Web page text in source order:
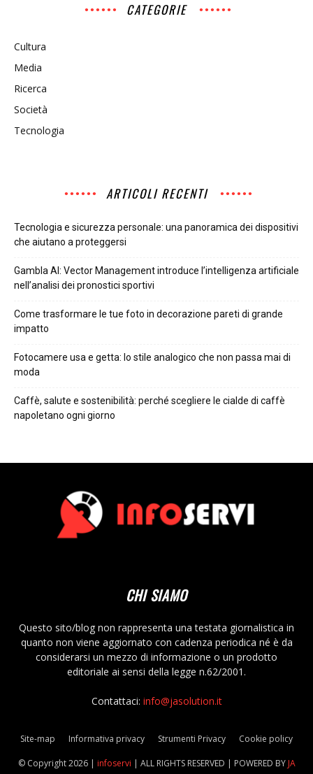
CATEGORIE
Cultura
Media
Ricerca
Società
Tecnologia
ARTICOLI RECENTI
Tecnologia e sicurezza personale: una panoramica dei dispositivi
che aiutano a proteggersi
Gambla AI: Vector Management introduce l’intelligenza artificiale
nell’analisi dei pronostici sportivi
Come trasformare le tue foto in decorazione pareti di grande
impatto
Fotocamere usa e getta: lo stile analogico che non passa mai di
moda
Caffè, salute e sostenibilità: perché scegliere le cialde di caffè
napoletano ogni giorno
CHI SIAMO
Questo sito/blog non rappresenta una testata giornalistica in
quanto non viene aggiornato con cadenza periodica né è da
considerarsi un mezzo di informazione o un prodotto
editoriale ai sensi della legge n.62/2001.
Contattaci: info@jasolution.it
Site-map Informativa privacy Strumenti Privacy Cookie policy
© Copyright2026 | infoservi | ALL RIGHTS RESERVED | POWERED BYJA